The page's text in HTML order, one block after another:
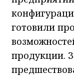
готовили
продукции.